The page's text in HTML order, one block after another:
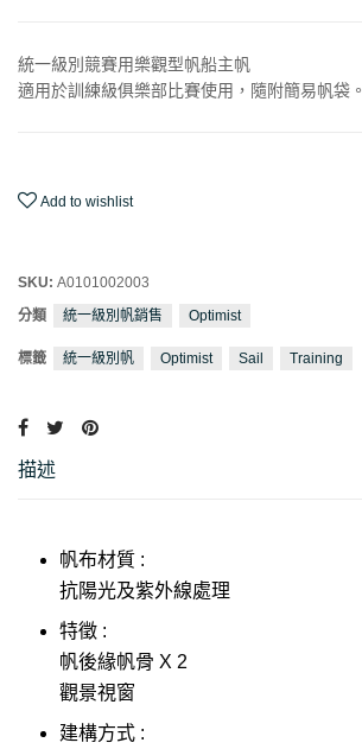
統一級別競賽用樂觀型帆船主帆
適用於訓練級俱樂部比賽使用，隨附簡易帆袋。
Add to wishlist
SKU: A0101002003
分類
統一級別帆銷售 Optimist
標籤 統一級別帆 Optimist Sail Training
描述
帆布材質 :
抗陽光及紫外線處理
特徵 :
帆後緣帆骨 X 2
觀景視窗
建構方式 :